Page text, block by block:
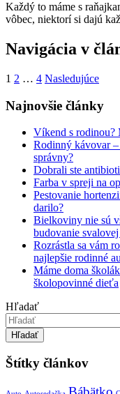
Každý to máme s
vôbec, niektorí si dajú
Navigácia v
1 2 … 4 Nasledujúce
Najnovšie články
Víkend s rodinou?
Rodinný kávovar
správny?
Dobrali ste
Farba v spreji na
Pestovanie
darilo?
Bielkoviny nie sú
budovanie
Rozrástla sa vám
najlepšie rodinné
Máme doma
školopovinné dieťa
Hľadať
Hľadať
Štítky článkov